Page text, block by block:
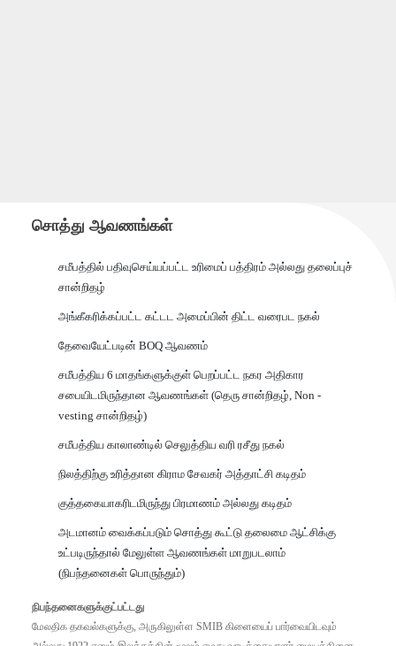
சொத்து ஆவணங்கள்
சமீபத்தில் பதிவுசெய்யப்பட்ட உரிமைப் பத்திரம் அல்லது தலைப்புச்
சான்றிதழ்
அங்கீகரிக்கப்பட்ட கட்டட அமைப்பின் திட்ட வரைபட நகல்
தேவையேட்படின் BOQ ஆவணம்
சமீபத்திய 6 மாதங்களுக்குள் பெறப்பட்ட நகர அதிகார
சபையிடமிருந்தான ஆவணங்கள் (தெரு சான்றிதழ், Non -
vesting சான்றிதழ்)
சமீபத்திய காலாண்டில் செலுத்திய வரி ரசீது நகல்
நிலத்திற்கு உரித்தான கிராம சேவகர் அத்தாட்சி கடிதம்
குத்தகையாகரிடமிருந்து பிரமாணம் அல்லது கடிதம்
அடமானம் வைக்கப்படும் சொத்து கூட்டு தலைமை ஆட்சிக்கு
உட்படிருந்தால் மேலுள்ள ஆவணங்கள் மாறுபடலாம்
(நிபந்தனைகள் பொருந்தும்)
நிபந்தனைகளுக்குட்பட்டது
மேலதிக தகவல்களுக்கு, அருகிலுள்ள SMIB கிளையைப் பார்வையிடவும்